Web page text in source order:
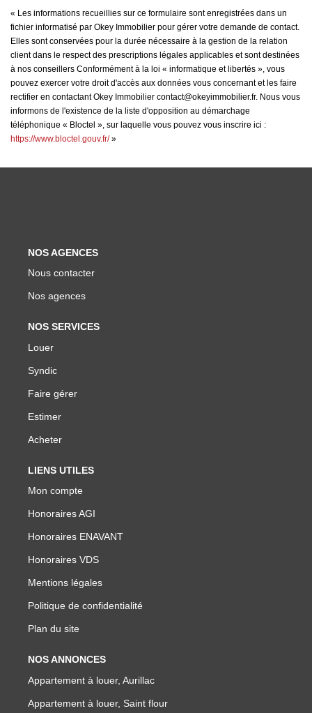
« Les informations recueillies sur ce formulaire sont enregistrées dans un
fichier informatisé par Okey Immobilier pour gérer votre demande de contact.
Elles sont conservées pour la durée nécessaire à la gestion de la relation
client dans le respect des prescriptions légales applicables et sont destinées
à nos conseillers Conformément à la loi « informatique et libertés », vous
pouvez exercer votre droit d'accès aux données vous concernant et les faire
rectifier en contactant Okey Immobilier contact@okeyimmobilier.fr. Nous vous
informons de l'existence de la liste d'opposition au démarchage
téléphonique « Bloctel », sur laquelle vous pouvez vous inscrire ici :
https://www.bloctel.gouv.fr/»
NOS AGENCES
Nous contacter
Nos agences
NOS SERVICES
Louer
Syndic
Faire gérer
Estimer
Acheter
LIENS UTILES
Mon compte
Honoraires AGI
Honoraires ENAVANT
Honoraires VDS
Mentions légales
Politique de confidentialité
Plan du site
NOS ANNONCES
Appartement à louer, Aurillac
Appartement à louer, Saint flour